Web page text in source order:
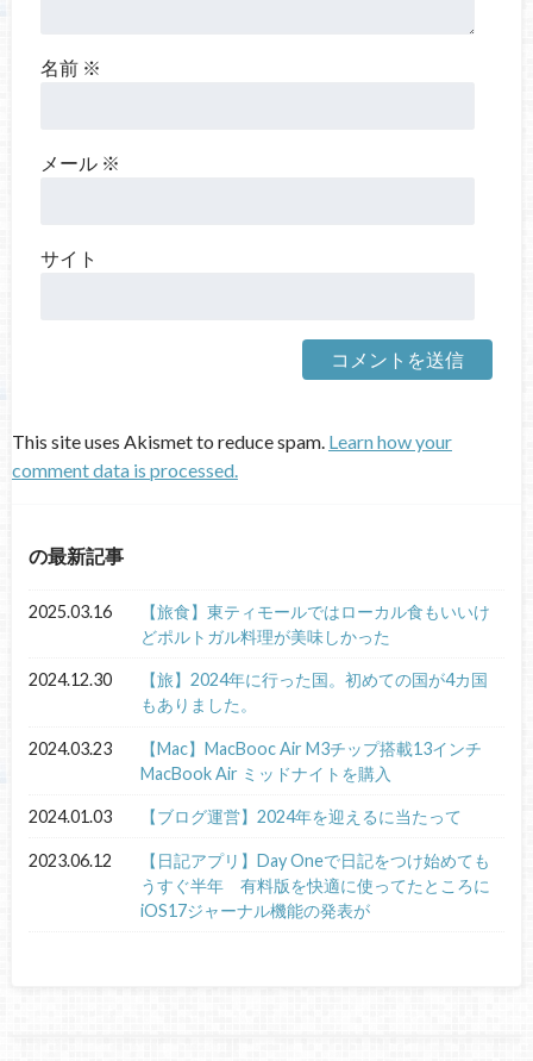
名前 ※
メール ※
サイト
This site uses Akismet to reduce spam. Learn how your
comment data is processed.
の最新記事
2025.03.16
【旅食】東ティモールではローカル食もいいけ
どポルトガル料理が美味しかった
2024.12.30
【旅】2024年に行った国。初めての国が4カ国
もありました。
2024.03.23
【Mac】MacBooc Air M3チップ搭載13インチ
MacBook Air ミッドナイトを購入
2024.01.03 【ブログ運営】2024年を迎えるに当たって
2023.06.12
【日記アプリ】Day Oneで日記をつけ始めても
うすぐ半年 有料版を快適に使ってたところに
iOS17ジャーナル機能の発表が